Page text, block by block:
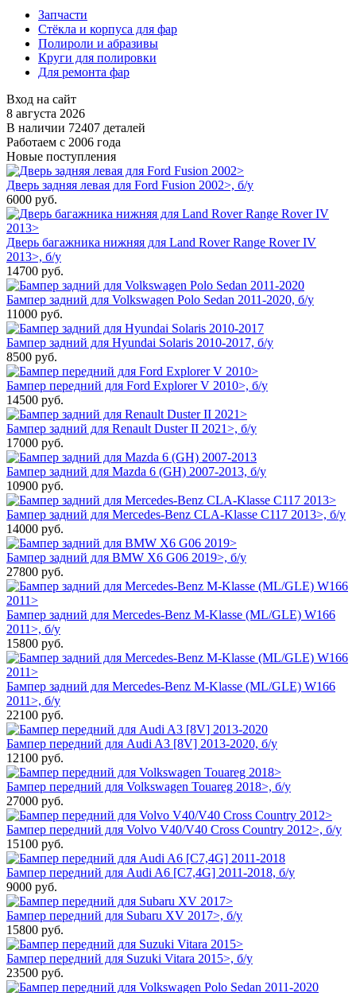
Запчасти
Стёкла и корпуса для фар
Полироли и абразивы
Круги для полировки
Для ремонта фар
Вход на сайт
8 августа 2026
В наличии 72407 деталей
Работаем с 2006 года
Новые поступления
Дверь задняя левая для Ford Fusion 2002>, б/у
6000 руб.
Дверь багажника нижняя для Land Rover Range Rover IV
2013>, б/у
14700 руб.
Бампер задний для Volkswagen Polo Sedan 2011-2020, б/у
11000 руб.
Бампер задний для Hyundai Solaris 2010-2017, б/у
8500 руб.
Бампер передний для Ford Explorer V 2010>, б/у
14500 руб.
Бампер задний для Renault Duster II 2021>, б/у
17000 руб.
Бампер задний для Mazda 6 (GH) 2007-2013, б/у
10900 руб.
Бампер задний для Mercedes-Benz CLA-Klasse C117 2013>, б/у
14000 руб.
Бампер задний для BMW X6 G06 2019>, б/у
27800 руб.
Бампер задний для Mercedes-Benz M-Klasse (ML/GLE) W166
2011>, б/у
15800 руб.
Бампер задний для Mercedes-Benz M-Klasse (ML/GLE) W166
2011>, б/у
22100 руб.
Бампер передний для Audi A3 [8V] 2013-2020, б/у
12100 руб.
Бампер передний для Volkswagen Touareg 2018>, б/у
27000 руб.
Бампер передний для Volvo V40/V40 Cross Country 2012>, б/у
15100 руб.
Бампер передний для Audi A6 [C7,4G] 2011-2018, б/у
9000 руб.
Бампер передний для Subaru XV 2017>, б/у
15800 руб.
Бампер передний для Suzuki Vitara 2015>, б/у
23500 руб.